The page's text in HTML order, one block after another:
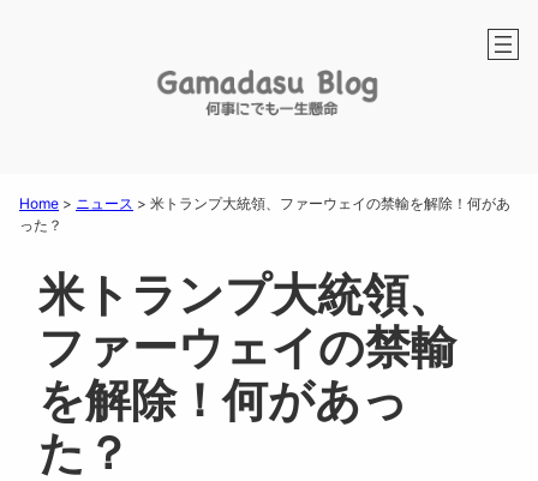
Home > ニュース > 米トランプ大統領、ファーウェイの禁輸を解除！何があ
った？
米トランプ大統領、
ファーウェイの禁輸
を解除！何があっ
た？